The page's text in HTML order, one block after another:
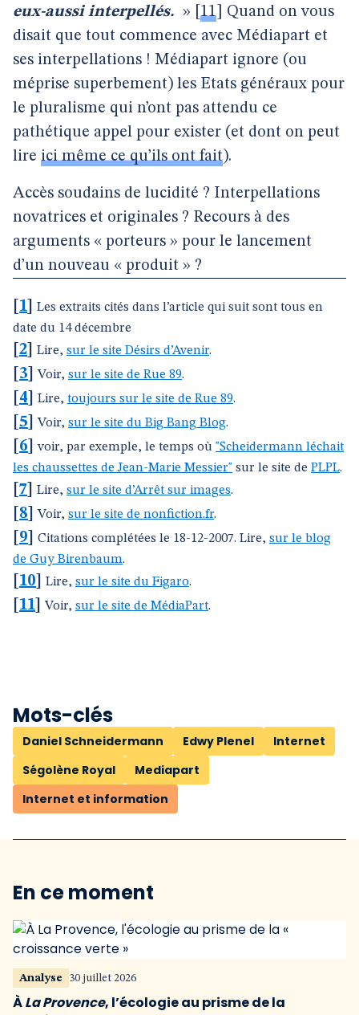
eux-aussi interpellés. » 11
Quand on vous
disait que tout commence avec Médiapart et
ses interpellations ! Médiapart ignore (ou
méprise superbement) les Etats généraux pour
le pluralisme qui n’ont pas attendu ce
pathétique appel pour exister (et dont on peut
lire ici même ce qu’ils ont fait).
Accès soudains de lucidité ? Interpellations
novatrices et originales ? Recours à des
arguments « porteurs » pour le lancement
d’un nouveau « produit » ?
1
Les extraits cités dans l’article qui suit sont tous en
date du 14 décembre
2 Lire, sur le site Désirs d’Avenir.
3 ]Voir, sur le site de Rue 89.
4 Lire, toujours sur le site de Rue 89.
5 ]Voir, sur le site du Big Bang Blog.
6 ]voir, par exemple, le temps où "Scheidermann léchait
les chaussettes de Jean-Marie Messier" sur le site de PLPL.
7 Lire, sur le site d’Arrêt sur images.
8 ]Voir, sur le site de nonfiction.fr.
9 Citations complétées le 18-12-2007. Lire, sur le blog
de Guy Birenbaum.
10 Lire, sur le site du Figaro.
11 ]Voir, sur le site de MédiaPart.
Mots-clés
Daniel Schneidermann Edwy Plenel
Internet
Ségolène Royal
Mediapart
Internet et information
En ce moment
Analyse 30 juillet 2026
ÀLa Provence, l’écologie au prisme de la